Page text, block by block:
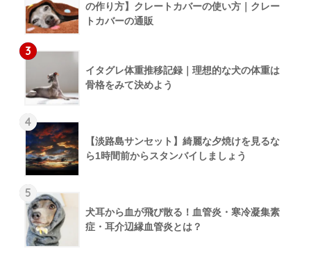
の作り方】クレートカバーの使い方｜クレー
トカバーの通販
3
イタグレ体重推移記録｜理想的な犬の体重は
骨格をみて決めよう
4
【淡路島サンセット】綺麗な夕焼けを見るな
ら1時間前からスタンバイしましょう
5
犬耳から血が飛び散る！血管炎・寒冷凝集素
症・耳介辺縁血管炎とは？